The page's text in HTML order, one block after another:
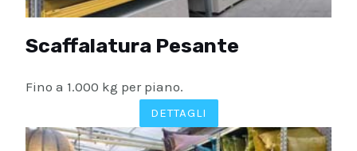
Scaffalatura Pesante
Fino a 1.000 kg per piano.
DETTAGLI